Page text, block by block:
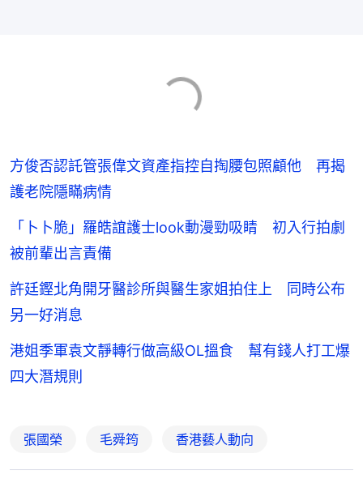
方俊否認託管張偉文資產指控自掏腰包照顧他 再揭
護老院隱瞞病情
「卜卜脆」羅皓誼護士look動漫勁吸睛 初入行拍劇
被前輩出言責備
許廷鏗北角開牙醫診所與醫生家姐拍住上 同時公布
另一好消息
港姐季軍袁文靜轉行做高級OL搵食 幫有錢人打工爆
四大潛規則
張國榮 毛舜筠 香港藝人動向